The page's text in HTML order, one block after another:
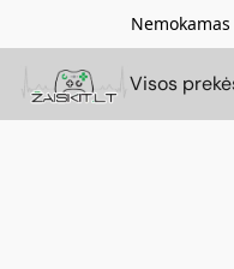
Visos